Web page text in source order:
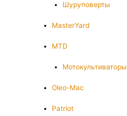
Шуруповерты
MasterYard
MTD
Мотокультиваторы
Oleo-Mac
Patriot